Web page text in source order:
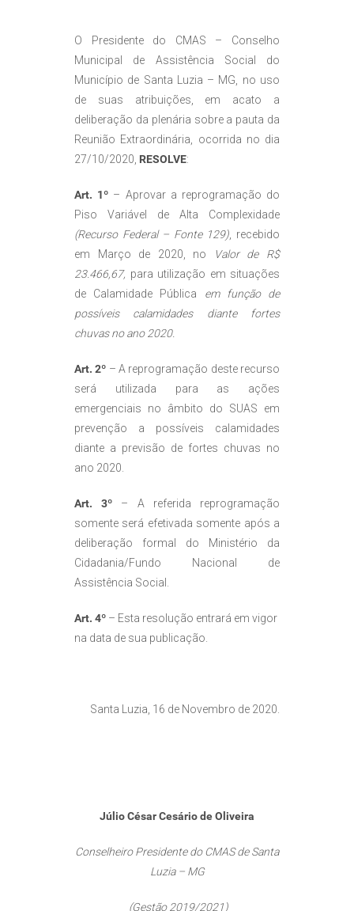
O Presidente do CMAS – Conselho
Municipal de Assistência Social do
Município de Santa Luzia – MG, no uso
de suas atribuições, em acato a
deliberação da plenária sobre a pauta da
Reunião Extraordinária, ocorrida no dia
27/10/2020, RESOLVE:
Art. 1º – Aprovar a reprogramação do
Piso Variável de Alta Complexidade
(Recurso Federal – Fonte 129) , recebido
em Março de 2020, no Valor de R$
23.466,67, para utilização em situações
de Calamidade Pública em função de
possíveis calamidades diante fortes
chuvas no ano 2020.
Art. 2º – A reprogramação deste recurso
será utilizada para as ações
emergenciais no âmbito do SUAS em
prevenção a possíveis calamidades
diante a previsão de fortes chuvas no
ano 2020.
Art. 3º – A referida reprogramação
somente será efetivada somente após a
deliberação formal do Ministério da
Cidadania/Fundo Nacional de
Assistência Social.
Art. 4º – Esta resolução entrará em vigor
na data de sua publicação.
Santa Luzia, 16 de Novembro de 2020.
Júlio César Cesário de Oliveira
Conselheiro Presidente do CMAS de Santa
Luzia – MG
(Gestão 2019/2021)